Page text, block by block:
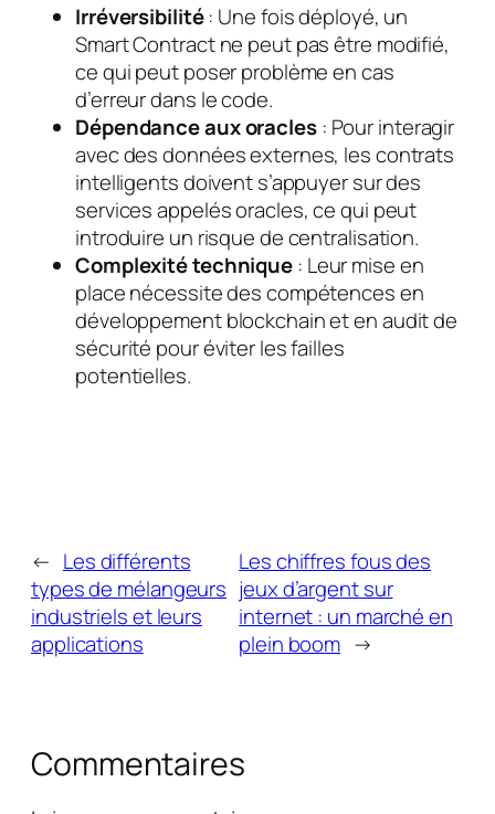
Irréversibilité: Une fois déployé, un
Smart Contract ne peut pas être modifié,
ce qui peut poser problème en cas
d’erreur dans le code.
Dépendance aux oracles: Pour interagir
avec des données externes, les contrats
intelligents doivent s’appuyer sur des
services appelés oracles, ce qui peut
introduire un risque de centralisation.
Complexité technique : Leur mise en
place nécessite des compétences en
développement blockchain et en audit de
sécurité pour éviter les failles
potentielles.
← Les différents
types de mélangeurs
industriels et leurs
applications
Les chiffres fous des
jeux d’argent sur
internet : un marché en
plein boom →
Commentaires